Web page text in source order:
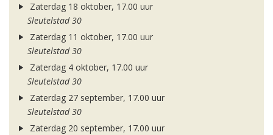
Zaterdag 18 oktober, 17.00 uur
Sleutelstad 30
Zaterdag 11 oktober, 17.00 uur
Sleutelstad 30
Zaterdag 4 oktober, 17.00 uur
Sleutelstad 30
Zaterdag 27 september, 17.00 uur
Sleutelstad 30
Zaterdag 20 september, 17.00 uur